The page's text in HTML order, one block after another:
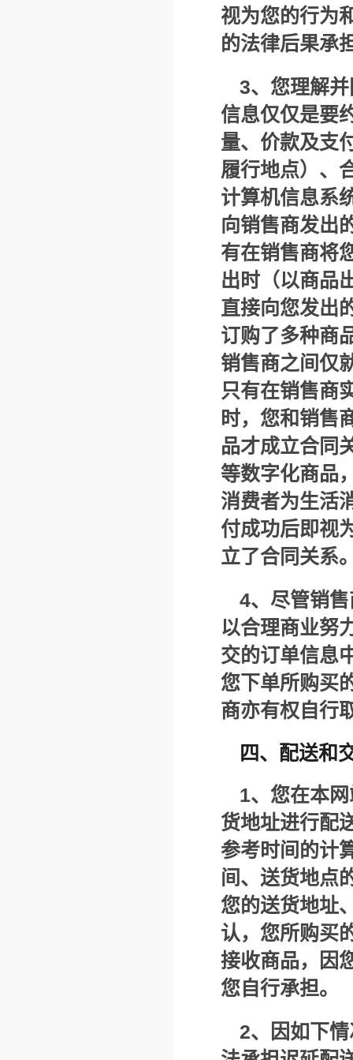
视为您的行为
的法律后果承
3、您理解
信息仅仅是要
量、价款及支
履行地点）、
计算机信息系
向销售商发出
有在销售商将
出时（以商品
直接向您发出
订购了多种商
销售商之间仅
只有在销售商
时，您和销售
品才成立合同
等数字化商品
消费者为生活
付成功后即视
立了合同关系
4、尽管销
以合理商业努
交的订单信息
您下单所购买
商亦有权自行
四、配送和
1、您在本
货地址进行配
参考时间的计
间、送货地点
您的送货地址
认，您所购买
接收商品，因
您自行承担。
2、因如下